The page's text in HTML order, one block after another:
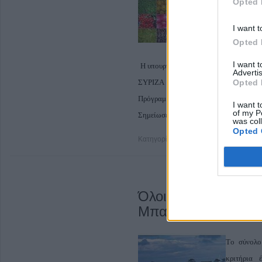
I want
Opted
I want
Opted
I want
of my
was
Opted
Η υπουργός Αγροτικής Ανάπτυξης,
ΣΥΡΙΖΑ
Ευαγγελίας Αμανατίδου-
Πρόγραμμα Πρόωρης
Σημείωσε, όμως, ότι δεν πρόκειται να
Κατηγορία
Όλοι οι νέοι
Μπαλτατζής"
Tο
κριτήρια